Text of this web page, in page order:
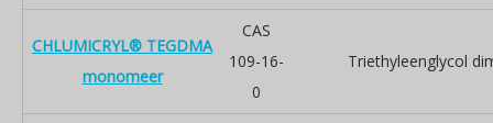
CHLUMICRYL® TEGDMA
monomeer
CAS
109-16-
0
Triethyleenglycol